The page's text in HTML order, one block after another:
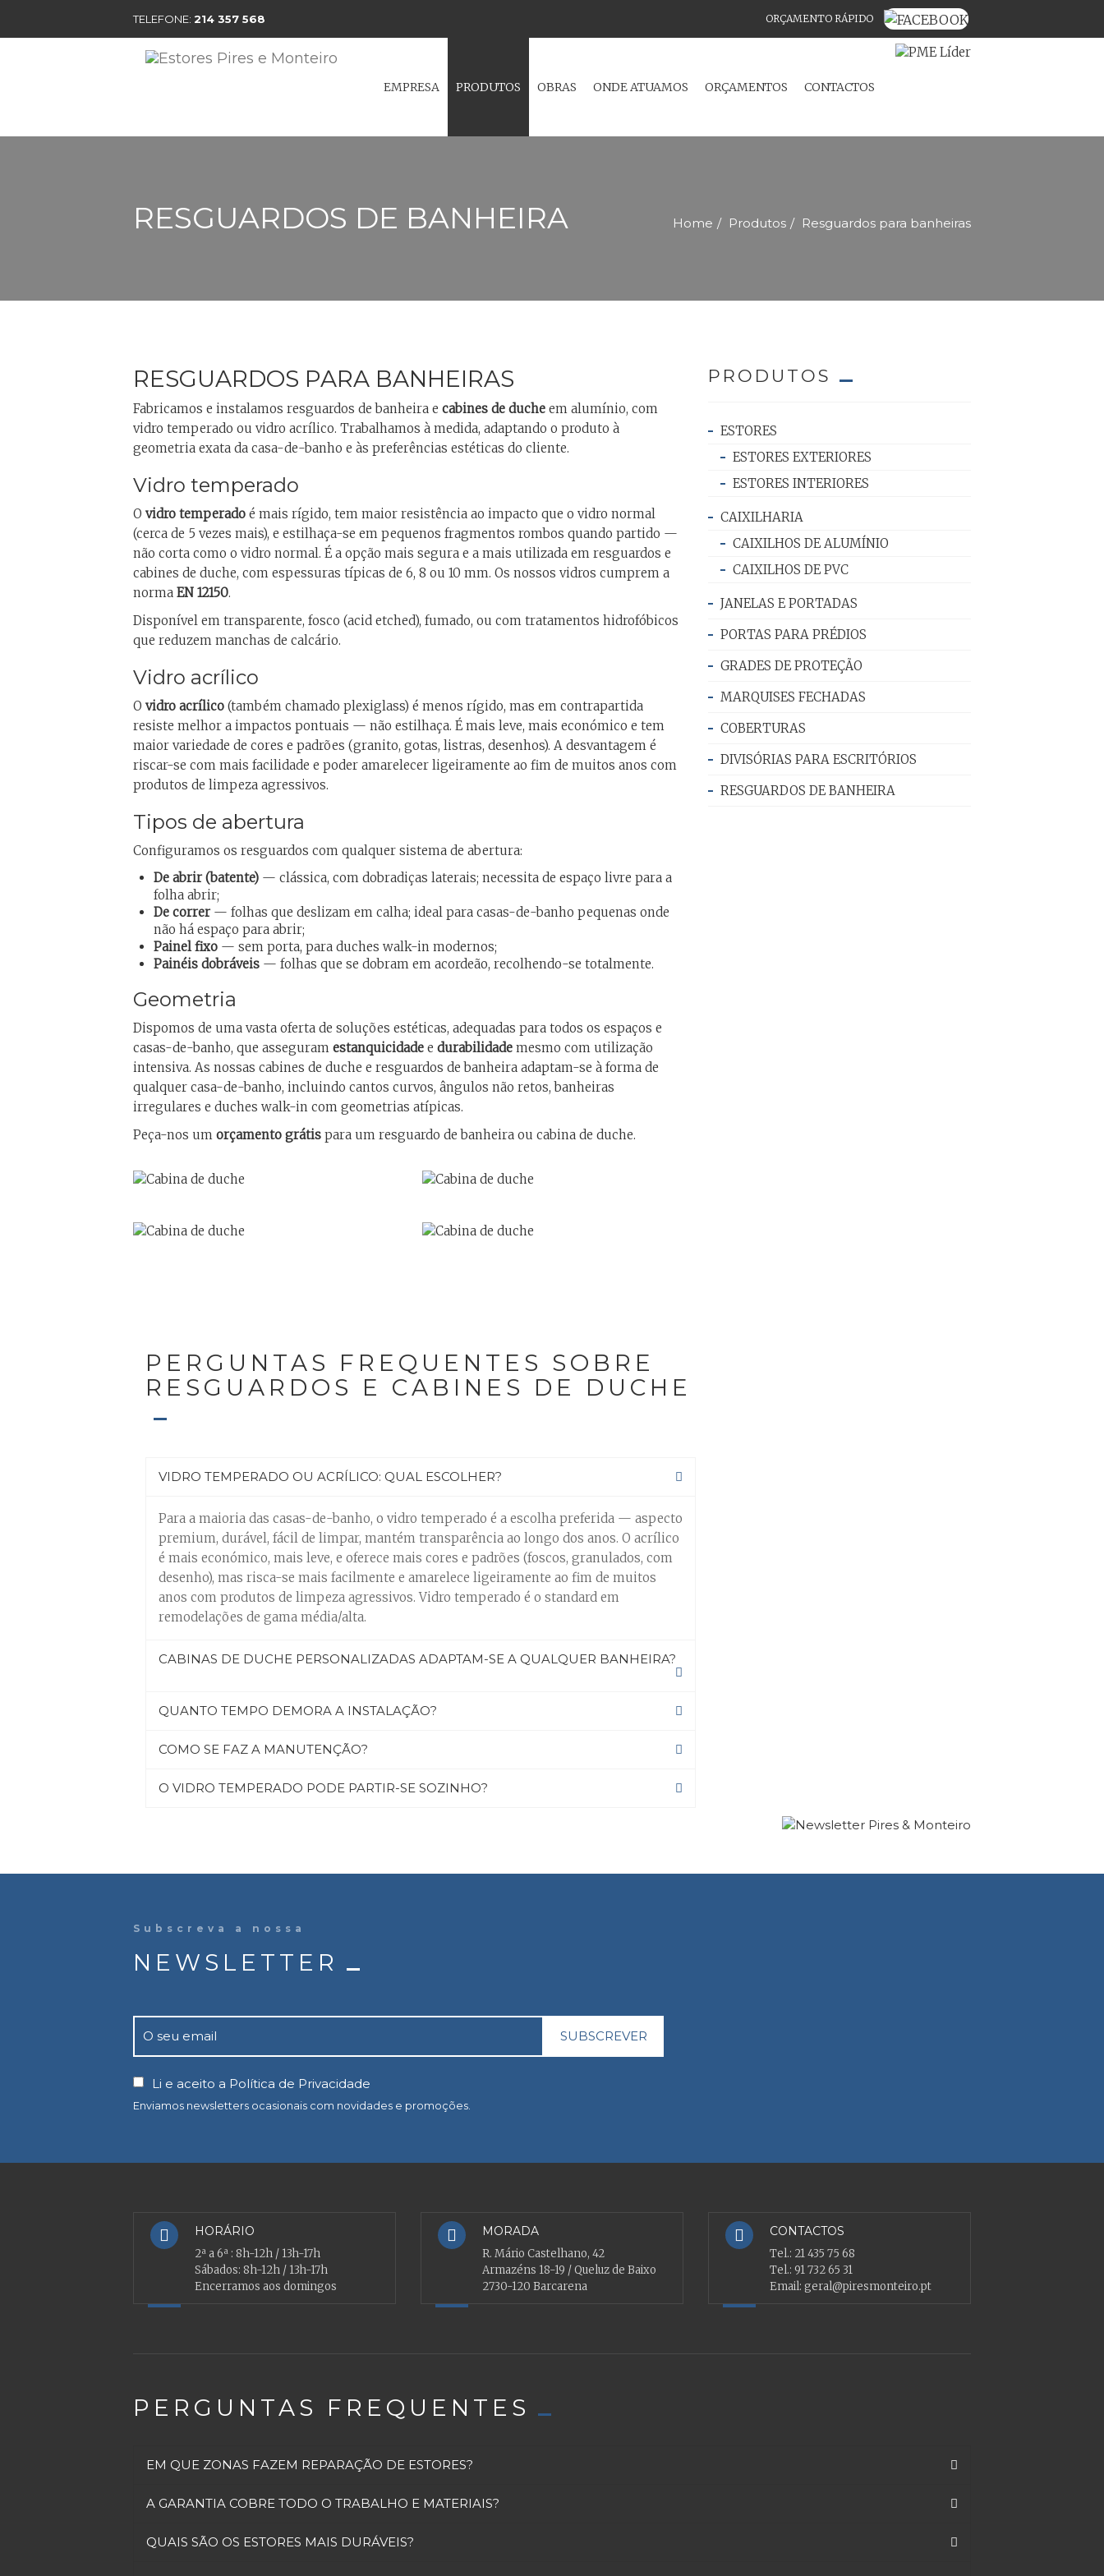
TELEFONE: 214 357 568 ORÇAMENTO RÁPIDO
EMPRESA PRODUTOS OBRAS ONDE ATUAMOS ORÇAMENTOS CONTACTOS
RESGUARDOS DE BANHEIRA Home Produtos Resguardos para banheiras
RESGUARDOS PARA BANHEIRAS
Fabricamos e instalamos resguardos de banheira e cabines de duche em alumínio, com
vidro temperado ou vidro acrílico. Trabalhamos à medida, adaptando o produto à
geometria exata da casa-de-banho e às preferências estéticas do cliente.
Vidro temperado
O vidro temperado é mais rígido, tem maior resistência ao impacto que o vidro normal
(cerca de 5 vezes mais), e estilhaça-se em pequenos fragmentos rombos quando partido —
não corta como o vidro normal. É a opção mais segura e a mais utilizada em resguardos e
cabines de duche, com espessuras típicas de 6, 8 ou 10 mm. Os nossos vidros cumprem a
norma EN 12150.
Disponível em transparente, fosco (acid etched), fumado, ou com tratamentos hidrofóbicos
que reduzem manchas de calcário.
Vidro acrílico
O vidro acrílico (também chamado plexiglass) é menos rígido, mas em contrapartida
resiste melhor a impactos pontuais — não estilhaça. É mais leve, mais económico e tem
maior variedade de cores e padrões (granito, gotas, listras, desenhos). A desvantagem é
riscar-se com mais facilidade e poder amarelecer ligeiramente ao fim de muitos anos com
produtos de limpeza agressivos.
Tipos de abertura
Configuramos os resguardos com qualquer sistema de abertura:
De abrir (batente) — clássica, com dobradiças laterais; necessita de espaço livre para a
folha abrir;
De correr— folhas que deslizam em calha; ideal para casas-de-banho pequenas onde
não há espaço para abrir;
Painel fixo — sem porta, para duches walk-in modernos;
Painéis dobráveis — folhas que se dobram em acordeão, recolhendo-se totalmente.
Geometria
Dispomos de uma vasta oferta de soluções estéticas, adequadas para todos os espaços e
casas-de-banho, que asseguram estanquicidade e durabilidade mesmo com utilização
intensiva. As nossas cabines de duche e resguardos de banheira adaptam-se à forma de
qualquer casa-de-banho, incluindo cantos curvos, ângulos não retos, banheiras
irregulares e duches walk-in com geometrias atípicas.
Peça-nos um orçamento grátis para um resguardo de banheira ou cabina de duche.
PERGUNTAS FREQUENTES SOBRE
RESGUARDOS E CABINES DE DUCHE
VIDRO TEMPERADO OU ACRÍLICO: QUAL ESCOLHER?
Para a maioria das casas-de-banho, o vidro temperado é a escolha preferida — aspecto
premium, durável, fácil de limpar, mantém transparência ao longo dos anos. O acrílico
é mais económico, mais leve, e oferece mais cores e padrões (foscos, granulados, com
desenho), mas risca-se mais facilmente e amarelece ligeiramente ao fim de muitos
anos com produtos de limpeza agressivos. Vidro temperado é o standard em
remodelações de gama média/alta.
CABINAS DE DUCHE PERSONALIZADAS ADAPTAM-SE A QUALQUER BANHEIRA?
QUANTO TEMPO DEMORA A INSTALAÇÃO?
COMO SE FAZ A MANUTENÇÃO?
O VIDRO TEMPERADO PODE PARTIR-SE SOZINHO?
PRODUTOS
ESTORES
ESTORES EXTERIORES
ESTORES INTERIORES
CAIXILHARIA
CAIXILHOS DE ALUMÍNIO
CAIXILHOS DE PVC
JANELAS E PORTADAS
PORTAS PARA PRÉDIOS
GRADES DE PROTEÇÃO
MARQUISES FECHADAS
COBERTURAS
DIVISÓRIAS PARA ESCRITÓRIOS
RESGUARDOS DE BANHEIRA
Subscreva a nossa
NEWSLETTER
SUBSCREVER
Li e aceito a Política de Privacidade
Enviamos newsletters ocasionais com novidades e promoções.
HORÁRIO
2ª a 6ª : 8h-12h / 13h-17h
Sábados: 8h-12h / 13h-17h
Encerramos aos domingos
MORADA
R. Mário Castelhano, 42
Armazéns 18-19 / Queluz de Baixo
2730-120 Barcarena
CONTACTOS
Tel.: 21 435 75 68
Tel.: 91 732 65 31
Email: geral@piresmonteiro.pt
PERGUNTAS FREQUENTES
EM QUE ZONAS FAZEM REPARAÇÃO DE ESTORES?
A GARANTIA COBRE TODO O TRABALHO E MATERIAIS?
QUAIS SÃO OS ESTORES MAIS DURÁVEIS?